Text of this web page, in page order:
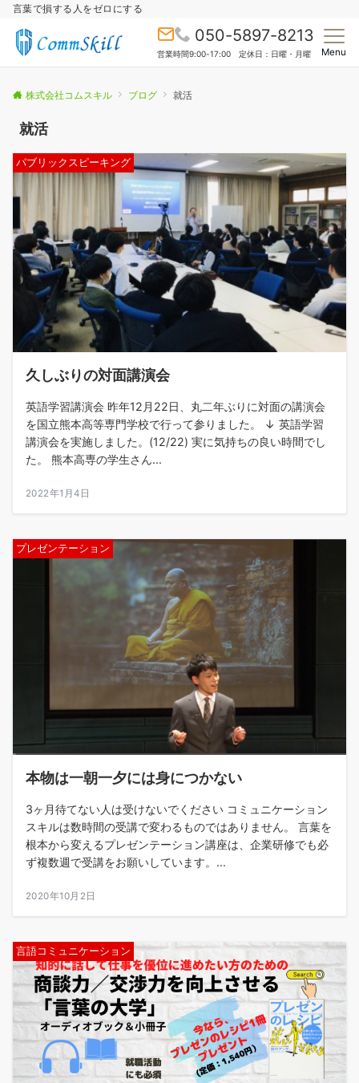
言葉で損する人をゼロにする
050-5897-8213
営業時間9:00-17:00 定休日：日曜・月曜 Menu
株式会社コムスキル ブログ 就活
就活
パブリックスピーキング
久しぶりの対面講演会
英語学習講演会 昨年12月22日、丸二年ぶりに対面の講演会
を国立熊本高等専門学校で行って参りました。 ↓ 英語学習
講演会を実施しました。(12/22) 実に気持ちの良い時間でし
た。 熊本高専の学生さん...
2022年1月4日
プレゼンテーション
本物は一朝一夕には身につかない
3ヶ月待てない人は受けないでください コミュニケーション
スキルは数時間の受講で変わるものではありません。 言葉を
根本から変えるプレゼンテーション講座は、企業研修でも必
ず複数週で受講をお願いしています。...
2020年10月2日
言語コミュニケーション